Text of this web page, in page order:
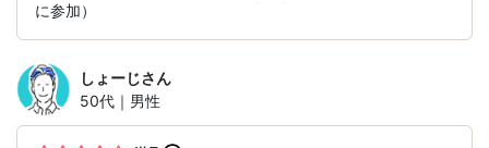
に参加）
しょーじさん
50代｜男性